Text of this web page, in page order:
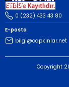
Telefon
0 (232) 433 43 80
E-posta
bilgi@capkinlar.net
Copyright